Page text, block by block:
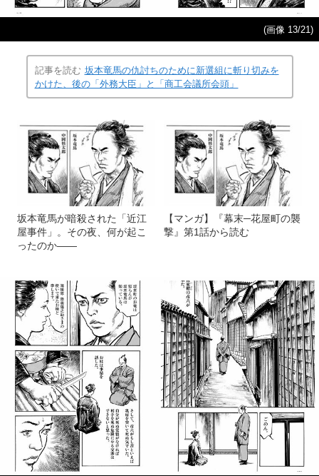
(画像 13/21)
記事を読む 坂本竜馬の仇討ちのために新選組に斬り切みを
かけた、後の「外務大臣」と「商工会議所会頭」
坂本竜馬が暗殺された「近江
屋事件」。その夜、何が起こ
ったのか――
【マンガ】『幕末─花屋町の襲
撃』第1話から読む